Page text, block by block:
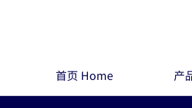
首页 Home 产